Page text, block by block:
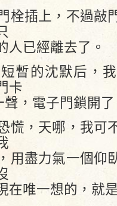
插上，不過敲
人已經離去了。
的沈默后，我
卡
聲，電子門鎖開
，天哪，我可
用盡力氣一個仰
在唯一想的，就